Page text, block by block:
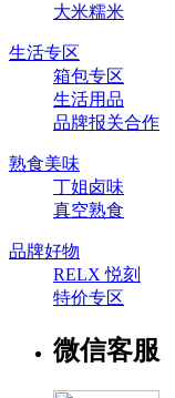
大米糯米
生活专区
箱包专区
生活用品
品牌报关合作
熟食美味
丁姐卤味
真空熟食
品牌好物
RELX 悦刻
特价专区
微信客服